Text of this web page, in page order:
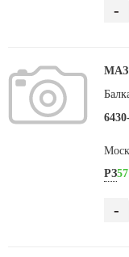
-
МАЗ
РЗ
-